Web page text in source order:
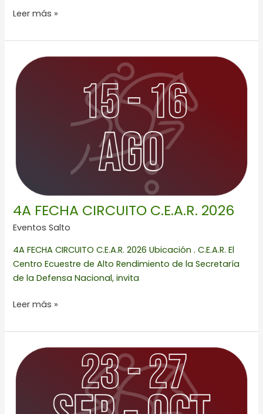
Leer más »
4A FECHA CIRCUITO C.E.A.R. 2026
Eventos Salto
4A FECHA CIRCUITO C.E.A.R. 2026 Ubicación . C.E.A.R. El
Centro Ecuestre de Alto Rendimiento de la Secretaría
de la Defensa Nacional, invita
FECHA
CIRCUITO
C.E.A.R.
Leer más »
CSI4*-
W